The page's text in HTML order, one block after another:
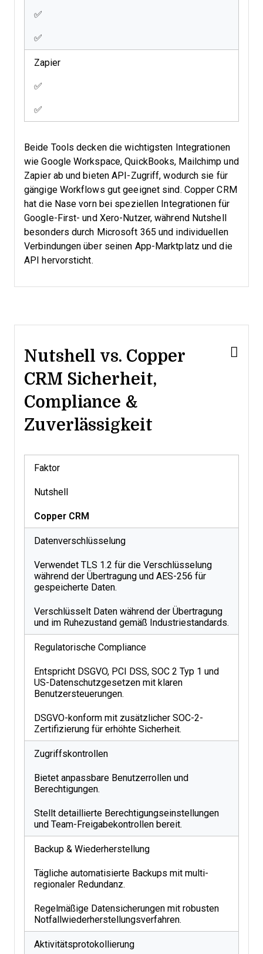
✅
✅
Zapier
✅
✅
Beide Tools decken die wichtigsten Integrationen
wie Google Workspace, QuickBooks, Mailchimp und
Zapier ab und bieten API-Zugriff, wodurch sie für
gängige Workflows gut geeignet sind. Copper CRM
hat die Nase vorn bei speziellen Integrationen für
Google-First- und Xero-Nutzer, während Nutshell
besonders durch Microsoft 365 und individuellen
Verbindungen über seinen App-Marktplatz und die
API hervorsticht.
Nutshell vs. Copper
CRM Sicherheit,
Compliance &
Zuverlässigkeit
Faktor
Nutshell
Copper CRM
Datenverschlüsselung
Verwendet TLS 1.2 für die Verschlüsselung
während der Übertragung und AES-256 für
gespeicherte Daten.
Verschlüsselt Daten während der Übertragung
und im Ruhezustand gemäß Industriestandards.
Regulatorische Compliance
Entspricht DSGVO, PCI DSS, SOC 2 Typ 1 und
US-Datenschutzgesetzen mit klaren
Benutzersteuerungen.
DSGVO-konform mit zusätzlicher SOC-2-
Zertifizierung für erhöhte Sicherheit.
Zugriffskontrollen
Bietet anpassbare Benutzerrollen und
Berechtigungen.
Stellt detaillierte Berechtigungseinstellungen
und Team-Freigabekontrollen bereit.
Backup & Wiederherstellung
Tägliche automatisierte Backups mit multi-
regionaler Redundanz.
Regelmäßige Datensicherungen mit robusten
Notfallwiederherstellungsverfahren.
Aktivitätsprotokollierung